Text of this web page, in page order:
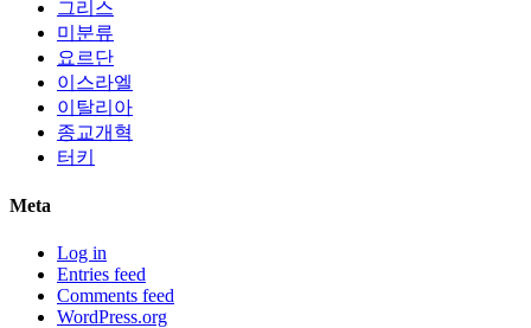
그리스
미분류
요르단
이스라엘
이탈리아
종교개혁
터키
Meta
Log in
Entries feed
Comments feed
WordPress.org